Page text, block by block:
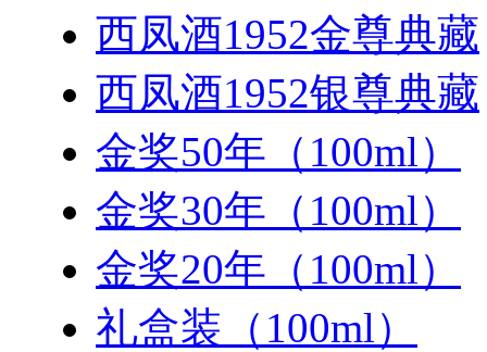
西凤酒1952金尊典藏
西凤酒1952银尊典藏
金奖50年（100ml）
金奖30年（100ml）
金奖20年（100ml）
礼盒装（100ml）